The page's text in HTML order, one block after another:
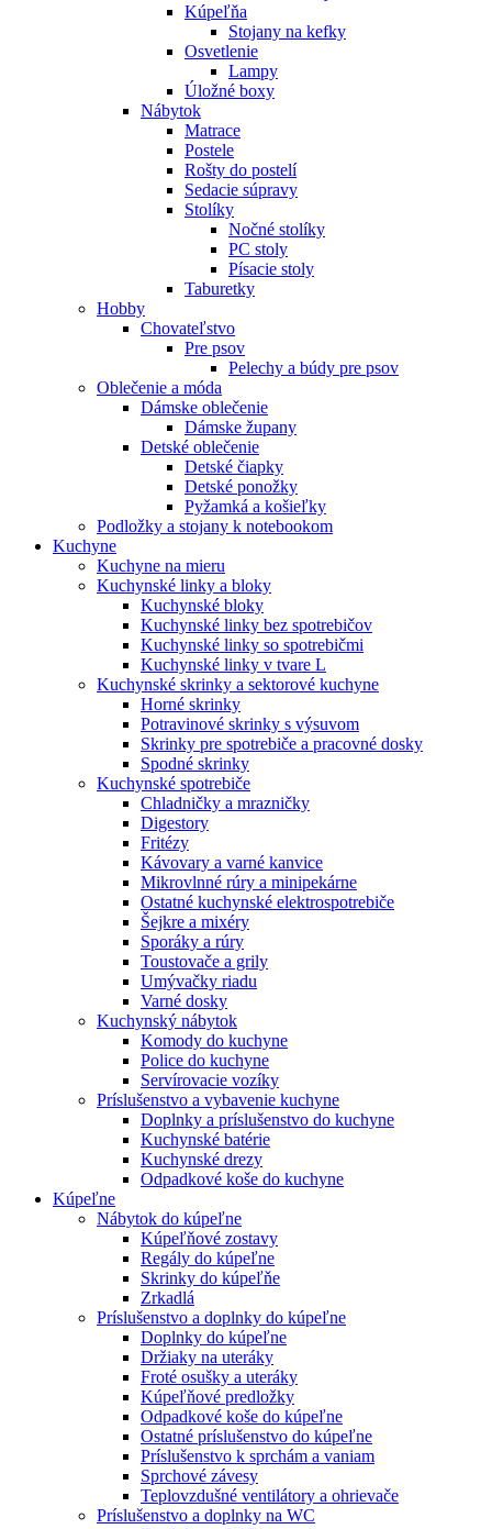
Kúpeľňa
Stojany na kefky
Osvetlenie
Lampy
Úložné boxy
Nábytok
Matrace
Postele
Rošty do postelí
Sedacie súpravy
Stolíky
Nočné stolíky
PC stoly
Písacie stoly
Taburetky
Hobby
Chovateľstvo
Pre psov
Pelechy a búdy pre psov
Oblečenie a móda
Dámske oblečenie
Dámske župany
Detské oblečenie
Detské čiapky
Detské ponožky
Pyžamká a košieľky
Podložky a stojany k notebookom
Kuchyne
Kuchyne na mieru
Kuchynské linky a bloky
Kuchynské bloky
Kuchynské linky bez spotrebičov
Kuchynské linky so spotrebičmi
Kuchynské linky v tvare L
Kuchynské skrinky a sektorové kuchyne
Horné skrinky
Potravinové skrinky s výsuvom
Skrinky pre spotrebiče a pracovné dosky
Spodné skrinky
Kuchynské spotrebiče
Chladničky a mrazničky
Digestory
Fritézy
Kávovary a varné kanvice
Mikrovlnné rúry a minipekárne
Ostatné kuchynské elektrospotrebiče
Šejkre a mixéry
Sporáky a rúry
Toustovače a grily
Umývačky riadu
Varné dosky
Kuchynský nábytok
Komody do kuchyne
Police do kuchyne
Servírovacie vozíky
Príslušenstvo a vybavenie kuchyne
Doplnky a príslušenstvo do kuchyne
Kuchynské batérie
Kuchynské drezy
Odpadkové koše do kuchyne
Kúpeľne
Nábytok do kúpeľne
Kúpeľňové zostavy
Regály do kúpeľne
Skrinky do kúpeľňe
Zrkadlá
Príslušenstvo a doplnky do kúpeľne
Doplnky do kúpeľne
Držiaky na uteráky
Froté osušky a uteráky
Kúpeľňové predložky
Odpadkové koše do kúpeľne
Ostatné príslušenstvo do kúpeľne
Príslušenstvo k sprchám a vaniam
Sprchové závesy
Teplovzdušné ventilátory a ohrievače
Príslušenstvo a doplnky na WC